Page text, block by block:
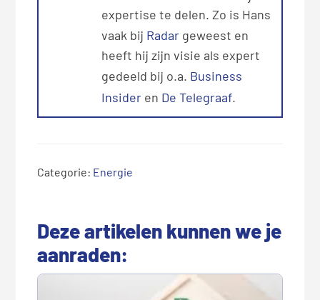
expertise te delen. Zo is Hans
vaak bij Radar geweest en
heeft hij zijn visie als expert
gedeeld bij o.a. Business
Insider en De Telegraaf.
Categorie: Energie
Deze artikelen kunnen we je
aanraden: